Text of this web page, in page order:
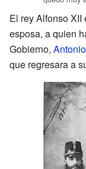
El rey Alfonso XII
esposa, a quien
Gobierno,
que regresara a